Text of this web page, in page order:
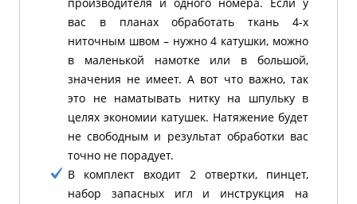
производителя и одного номера. Если у
вас в планах обработать ткань 4-х
ниточным швом – нужно 4 катушки, можно
в маленькой намотке или в большой,
значения не имеет. А вот что важно, так
это не наматывать нитку на шпульку в
целях экономии катушек. Натяжение будет
не свободным и результат обработки вас
точно не порадует.
В комплект входит 2 отвертки, пинцет,
набор запасных игл и инструкция на